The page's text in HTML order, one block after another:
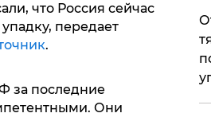
что Россия сейчас
передает
.
за последние
Они